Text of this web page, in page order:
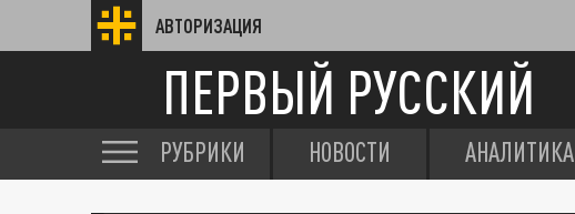
АВТОРИЗАЦИЯ
ПЕРВЫЙ РУССКИЙ
РУБРИКИ НОВОСТИ АНАЛИТИКА